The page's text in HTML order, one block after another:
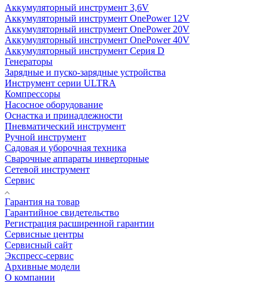
Аккумуляторный инструмент 3,6V
Аккумуляторный инструмент OnePower 12V
Аккумуляторный инструмент OnePower 20V
Аккумуляторный инструмент OnePower 40V
Аккумуляторный инструмент Серия D
Генераторы
Зарядные и пуско-зарядные устройства
Инструмент серии ULTRA
Компрессоры
Насосное оборудование
Оснастка и принадлежности
Пневматический инструмент
Ручной инструмент
Садовая и уборочная техника
Сварочные аппараты инверторные
Сетевой инструмент
Сервис
Гарантия на товар
Гарантийное свидетельство
Регистрация расширенной гарантии
Сервисные центры
Сервисный сайт
Экспресс-сервис
Архивные модели
О компании